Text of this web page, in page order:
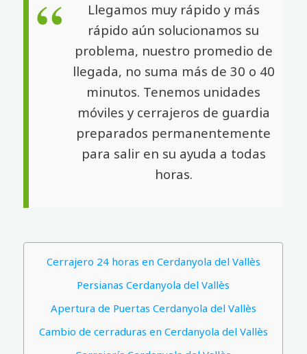
Llegamos muy rápido y más
rápido aún solucionamos su
problema, nuestro promedio de
llegada, no suma más de 30 o 40
minutos. Tenemos unidades
móviles y cerrajeros de guardia
preparados permanentemente
para salir en su ayuda a todas
horas.
Cerrajero 24 horas en Cerdanyola del Vallès
Persianas Cerdanyola del Vallès
Apertura de Puertas Cerdanyola del Vallès
Cambio de cerraduras en Cerdanyola del Vallès